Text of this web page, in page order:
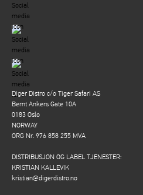
Diger Distro c/o Tiger Safari AS
Bernt Ankers Gate 10A
0183 Oslo
NORWAY
ORG Nr. 976 858 255 MVA
DISTRIBUSJON OG LABEL TJENESTER:
KRISTIAN KALLEVIK
kristian@digerdistro.no